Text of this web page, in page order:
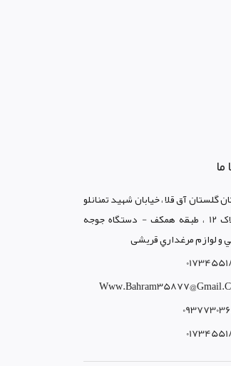
گلستان آق قلا ، خيابان شهيد تمنانلو
، پلاک 12 ، طبقه همکف - دستگاه جوجه
و لوازم مرغداري قریشی